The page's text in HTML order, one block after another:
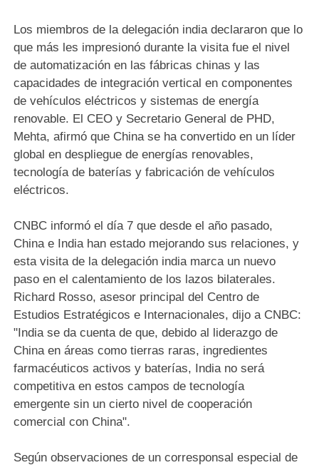
Los miembros de la delegación india declararon que lo
que más les impresionó durante la visita fue el nivel
de automatización en las fábricas chinas y las
capacidades de integración vertical en componentes
de vehículos eléctricos y sistemas de energía
renovable. El CEO y Secretario General de PHD,
Mehta, afirmó que China se ha convertido en un líder
global en despliegue de energías renovables,
tecnología de baterías y fabricación de vehículos
eléctricos.
CNBC informó el día 7 que desde el año pasado,
China e India han estado mejorando sus relaciones, y
esta visita de la delegación india marca un nuevo
paso en el calentamiento de los lazos bilaterales.
Richard Rosso, asesor principal del Centro de
Estudios Estratégicos e Internacionales, dijo a CNBC:
"India se da cuenta de que, debido al liderazgo de
China en áreas como tierras raras, ingredientes
farmacéuticos activos y baterías, India no será
competitiva en estos campos de tecnología
emergente sin un cierto nivel de cooperación
comercial con China".
Según observaciones de un corresponsal especial de